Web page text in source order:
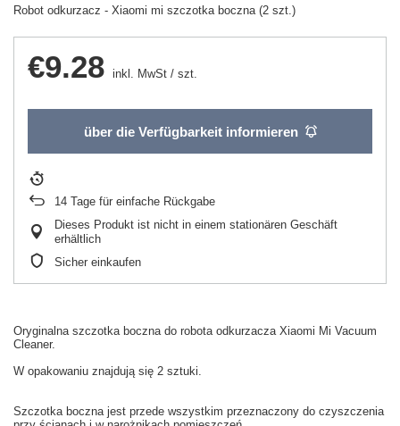
Robot odkurzacz - Xiaomi mi szczotka boczna (2 szt.)
€9.28 inkl. MwSt / szt.
über die Verfügbarkeit informieren
14 Tage für einfache Rückgabe
Dieses Produkt ist nicht in einem stationären Geschäft
erhältlich
Sicher einkaufen
Oryginalna szczotka boczna do robota odkurzacza Xiaomi Mi Vacuum
Cleaner.
W opakowaniu znajdują się 2 sztuki.
Szczotka boczna jest przede wszystkim przeznaczony do czyszczenia